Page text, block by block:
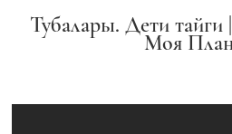
Тубалары. Дети
Моя